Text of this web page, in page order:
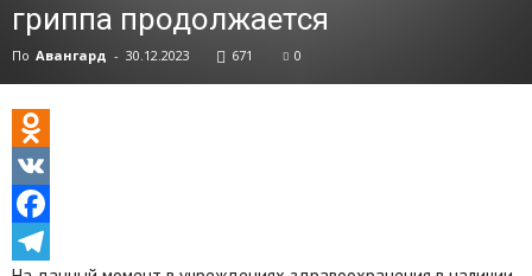
гриппа продолжается
По Авангард - 30.12.2023 671 0
Odnoklassniki
VK
Facebook